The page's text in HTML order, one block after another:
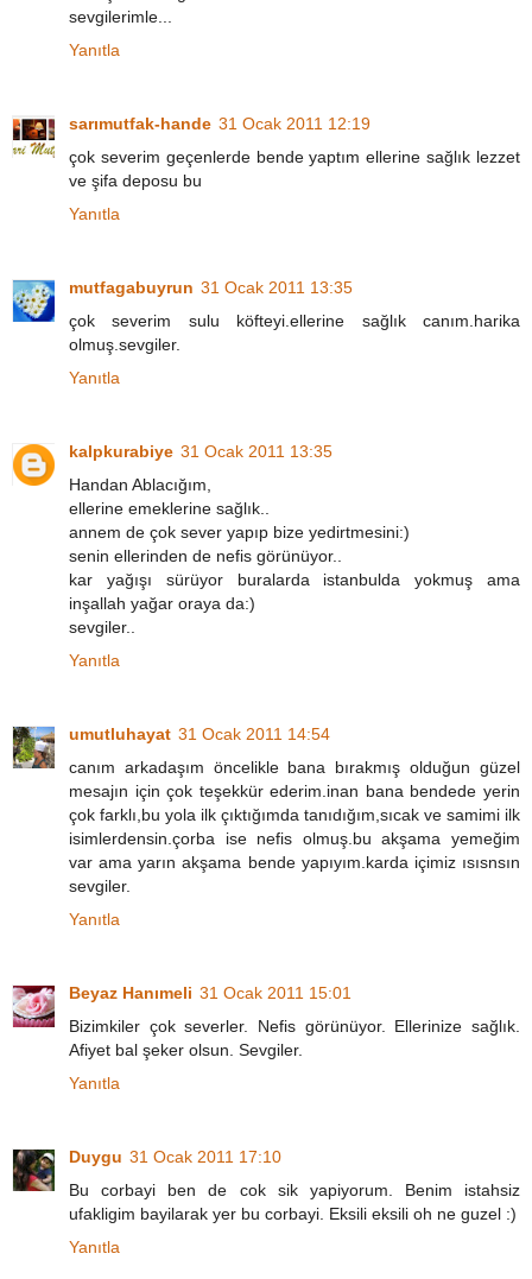
sevgilerimle...
Yanıtla
sarımutfak-hande 31 Ocak 2011 12:19
çok severim geçenlerde bende yaptım ellerine sağlık lezzet
ve şifa deposu bu
Yanıtla
mutfagabuyrun 31 Ocak 2011 13:35
çok severim sulu köfteyi.ellerine sağlık canım.harika
olmuş.sevgiler.
Yanıtla
kalpkurabiye 31 Ocak 2011 13:35
Handan Ablacığım,
ellerine emeklerine sağlık..
annem de çok sever yapıp bize yedirtmesini:)
senin ellerinden de nefis görünüyor..
kar yağışı sürüyor buralarda istanbulda yokmuş ama
inşallah yağar oraya da:)
sevgiler..
Yanıtla
umutluhayat 31 Ocak 2011 14:54
canım arkadaşım öncelikle bana bırakmış olduğun güzel
mesajın için çok teşekkür ederim.inan bana bendede yerin
çok farklı,bu yola ilk çıktığımda tanıdığım,sıcak ve samimi ilk
isimlerdensin.çorba ise nefis olmuş.bu akşama yemeğim
var ama yarın akşama bende yapıyım.karda içimiz ısısnsın
sevgiler.
Yanıtla
Beyaz Hanımeli 31 Ocak 2011 15:01
Bizimkiler çok severler. Nefis görünüyor. Ellerinize sağlık.
Afiyet bal şeker olsun. Sevgiler.
Yanıtla
Duygu 31 Ocak 2011 17:10
Bu corbayi ben de cok sik yapiyorum. Benim istahsiz
ufakligim bayilarak yer bu corbayi. Eksili eksili oh ne guzel :)
Yanıtla